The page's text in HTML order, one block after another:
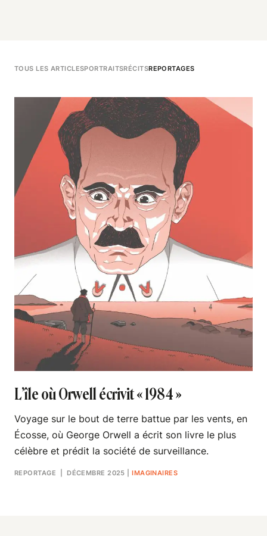
TOUS LES ARTICLESPORTRAITSRÉCITSREPORTAGES
L’île où Orwell écrivit « 1984 »
Voyage sur le bout de terre battue par les vents, en
Écosse, où George Orwell a écrit son livre le plus
célèbre et prédit la société de surveillance.
REPORTAGE | DÉCEMBRE 2025 |IMAGINAIRES